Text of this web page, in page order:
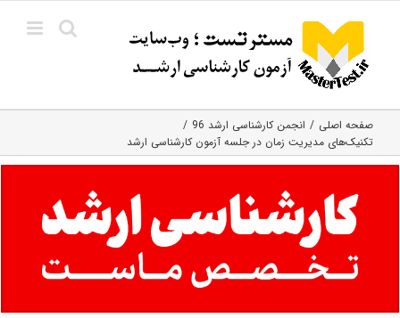
content
صفحه اصلی
انجمن کارشناسی ارشد 96
تکنیک‌های مدیریت زمان در جلسه آزمون کارشناسی ارشد